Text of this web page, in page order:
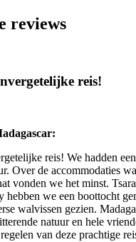
reviews
reis!
reis! We hadden
Over de accommodaties
vonden we het minst.
we een boottocht
walvissen gezien.
natuur en hele
van deze prachtige